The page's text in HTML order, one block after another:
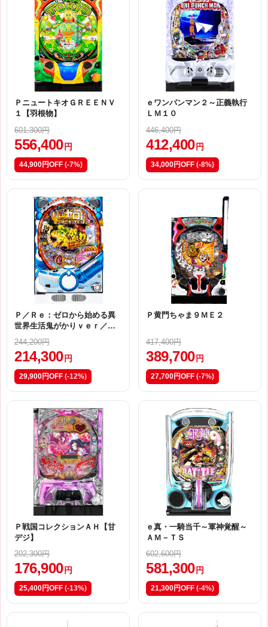
ＰニュートキオＧＲＥＥＮＶ
１【羽根物】
601,300円
556,400円
44,900円OFF (-7%)
ｅワンパンマン２～正義執行
ＬＭ１０
446,400円
412,400円
34,000円OFF (-8%)
Ｐ／Ｒｅ：ゼロから始める異
世界生活鬼がかりｖｅｒ／Ｌ
244,200円
214,300 円
29,900円OFF (-12%)
Ｐ黄門ちゃま９ＭＥ２
417,400円
389,700 円
27,700円OFF (-7%)
Ｐ戦国コレクションＡＨ【甘
デジ】
202,300円
176,900 円
25,400円OFF (-13%)
ｅ真・一騎当千～軍神覚醒～
ＡＭ－ＴＳ
602,600円
581,300 円
21,300円OFF (-4%)